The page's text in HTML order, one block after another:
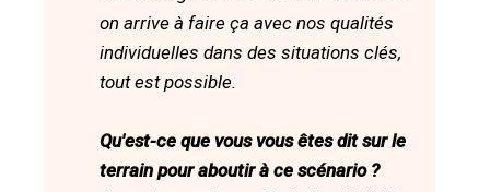
on arrive à faire ça avec nos qualités
individuelles dans des situations clés,
tout est possible.
Qu'est-ce que vous vous êtes dit sur le
terrain pour aboutir à ce scénario ?